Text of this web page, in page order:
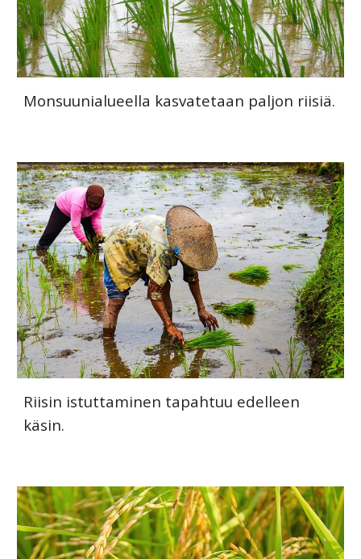
Monsuunialueella kasvatetaan paljon riisiä.
Riisin istuttaminen tapahtuu edelleen
käsin.